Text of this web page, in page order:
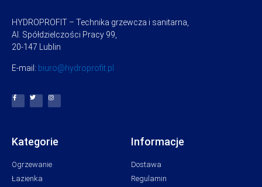
HYDROPROFIT – Technika grzewcza i sanitarna,
Al. Spółdzielczości Pracy 99,
20-147 Lublin
E-mail: biuro@hydroprofit.pl
Kategorie
Ogrzewanie
Łazienka
Informacje
Dostawa
Regulamin